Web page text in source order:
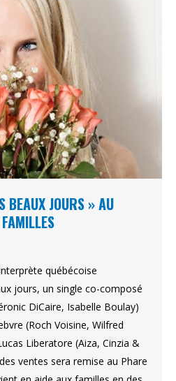
BEAUX JOURS » AU
québécoise
jours, un single co-composé
DiCaire, Isabelle Boulay)
(Roch Voisine, Wilfred
Liberatore (Aiza, Cinzia &
ventes sera remise au Phare